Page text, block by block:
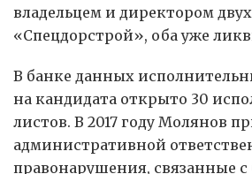
владельцем и директором
«Спецдорстрой», оба уже
В банке данных
на кандидата открыто 30
листов. В 2017 году Молянов
административной
правонарушения, связанные с